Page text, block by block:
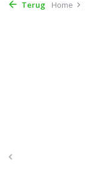
Terug Home